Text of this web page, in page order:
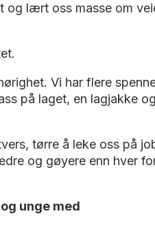
og lært oss masse om
Vi har flere
på laget, en lagjakke og
tørre å leke oss på
og gøyere enn hver
unge med